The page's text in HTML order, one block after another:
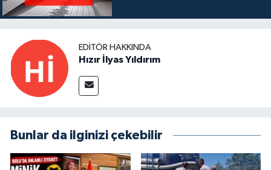
EDITÖR HAKKINDA
Hızır İlyas Yıldırım
Bunlar da ilginizi çekebilir